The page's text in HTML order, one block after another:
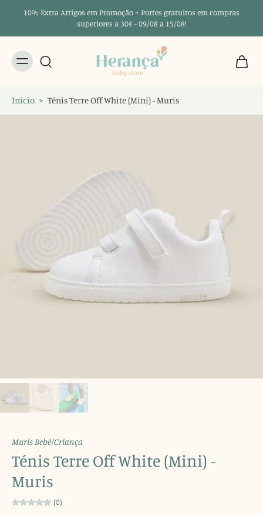
10% Extra Artigos em Promoção + Portes gratuitos em compras
superiores a 30€ - 09/08 a 15/08!
Início > Ténis Terre Off White (Mini) - Muris
Muris Bebé/Criança
Ténis Terre Off White (Mini) -
Muris
(0)